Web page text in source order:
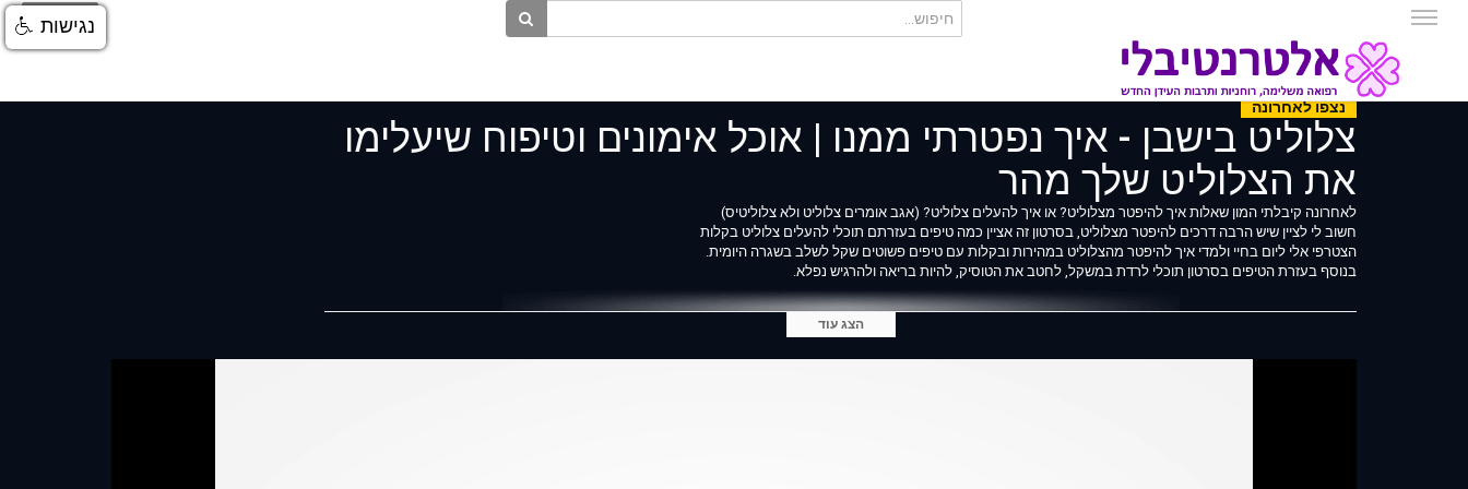
התחברות
נצפו לאחרונה
צלוליט בישבן - איך נפטרתי ממנו | אוכל אימונים וטיפוח שיעלימו
את הצלוליט שלך מהר
לאחרונה קיבלתי המון שאלות איך להיפטר מצלוליט? או איך להעלים צלוליט? (אגב אומרים צלוליט ולא צלוליטיס)
חשוב לי לציין שיש הרבה דרכים להיפטר מצלוליט, בסרטון זה אציין כמה טיפים בעזרתם תוכלי להעלים צלוליט בקלות
הצטרפי אלי ליום בחיי ולמדי איך להיפטר מהצלוליט במהירות ובקלות עם טיפים פשוטים שקל לשלב בשגרה היומית.
בנוסף בעזרת הטיפים בסרטון תוכלי לרדת במשקל, לחטב את הטוסיק, להיות בריאה ולהרגיש נפלא.
הצג עוד
נגישות